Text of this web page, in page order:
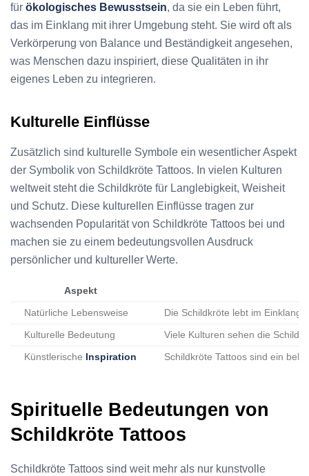
für ökologisches Bewusstsein, da sie ein Leben führt,
das im Einklang mit ihrer Umgebung steht. Sie wird oft als
Verkörperung von Balance und Beständigkeit angesehen,
was Menschen dazu inspiriert, diese Qualitäten in ihr
eigenes Leben zu integrieren.
Kulturelle Einflüsse
Zusätzlich sind kulturelle Symbole ein wesentlicher Aspekt
der Symbolik von Schildkröte Tattoos. In vielen Kulturen
weltweit steht die Schildkröte für Langlebigkeit, Weisheit
und Schutz. Diese kulturellen Einflüsse tragen zur
wachsenden Popularität von Schildkröte Tattoos bei und
machen sie zu einem bedeutungsvollen Ausdruck
persönlicher und kultureller Werte.
Aspekt
Natürliche Lebensweise Die Schildkröte lebt im Einklang
Kulturelle Bedeutung Viele Kulturen sehen die
Künstlerische Inspiration Schildkröte Tattoos sind ein
Spirituelle Bedeutungen von
Schildkröte Tattoos
Schildkröte Tattoos sind weit mehr als nur kunstvolle